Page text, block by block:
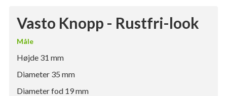
Vasto Knopp - Rustfri-look
Måle
Højde 31 mm
Diameter 35 mm
Diameter fod 19 mm